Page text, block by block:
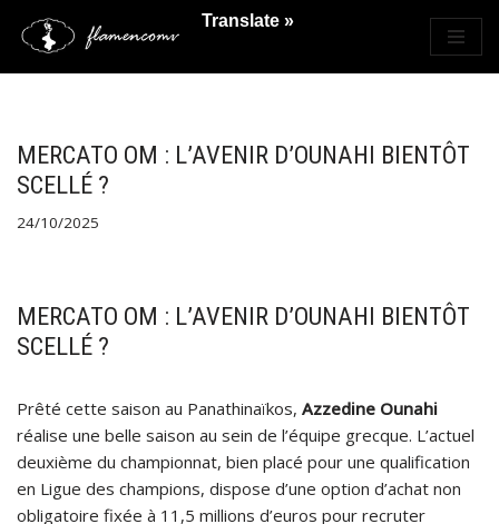
Saltar
MERCATO OM : L’AVENIR D’OUNAHI BIENTÔT
SCELLÉ ?
24/10/2025
MERCATO OM : L’AVENIR D’OUNAHI BIENTÔT
SCELLÉ ?
Prêté cette saison au Panathinaïkos, Azzedine Ounahi
réalise une belle saison au sein de l’équipe grecque. L’actuel
deuxième du championnat, bien placé pour une qualification
en Ligue des champions, dispose d’une option d’achat non
obligatoire fixée à 11,5 millions d’euros pour recruter
Translate »